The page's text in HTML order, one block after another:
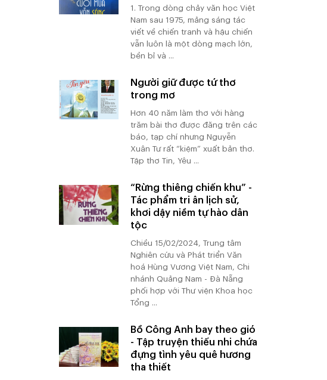
1. Trong dòng chảy văn học Việt
Nam sau 1975, mảng sáng tác
viết về chiến tranh và hậu chiến
vẫn luôn là một dòng mạch lớn,
bền bỉ và ...
Người giữ được tứ thơ
trong mơ
Hơn 40 năm làm thơ với hàng
trăm bài thơ được đăng trên các
báo, tạp chí nhưng Nguyễn
Xuân Tư rất “kiệm” xuất bản thơ.
Tập thơ Tin, Yêu ...
“Rừng thiêng chiến khu” -
Tác phẩm tri ân lịch sử,
khơi dậy niềm tự hào dân
tộc
Chiều 15/02/2024, Trung tâm
Nghiên cứu và Phát triển Văn
hoá Hùng Vương Việt Nam, Chi
nhánh Quảng Nam - Đà Nẵng
phối hợp với Thư viện Khoa học
Tổng ...
Bồ Công Anh bay theo gió
- Tập truyện thiếu nhi chứa
đựng tình yêu quê hương
tha thiết